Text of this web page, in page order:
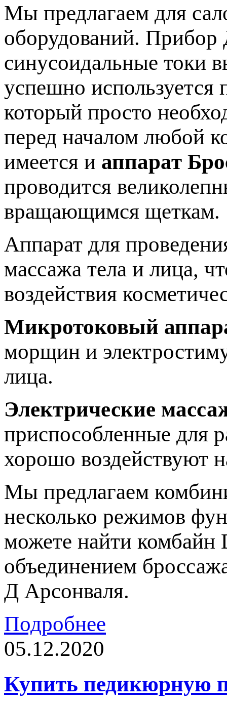
Мы предлагаем для
оборудований. Прибор
синусоидальные токи
успешно используется
который просто
перед началом любой
имеется и аппарат
проводится
вращающимся щеткам.
Аппарат для
массажа тела и лица,
воздействия
Микротоковый
морщин и
лица.
Электрические
приспособленные для
хорошо воздействуют
Мы предлагаем
несколько режимов
можете найти комбайн
объединением
Д Арсонваля.
Подробнее
05.12.2020
Купить педикюрную